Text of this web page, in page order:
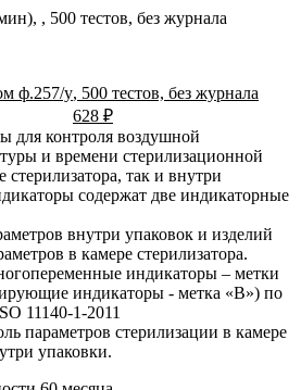
, 500 тестов, без журнала
ф.257/у, 500 тестов, без журнала
628 ₽
для контроля воздушной
и времени стерилизационной
так и внутри
содержат две индикаторные
внутри упаковок и изделий
в камере стерилизатора.
индикаторы – метки
индикаторы - метка «В») по
11140-1-2011
параметров стерилизации в камере
упаковки.